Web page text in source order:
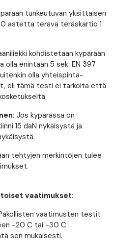
tunkeutuvan yksittäisen
astetta terävä teräskartio 1
kohdistetaan kypärään
olla enintään 5 sek: EN 397
olla yhteispinta-
eli tämä testi ei tarkoita että
Jos kypärässä on
15 daN nykäisystä ja
tehtyjen merkintöjen tulee
vaatimukset:
vaatimusten testit
-20 C tai -30 C
sen mukaisesti.